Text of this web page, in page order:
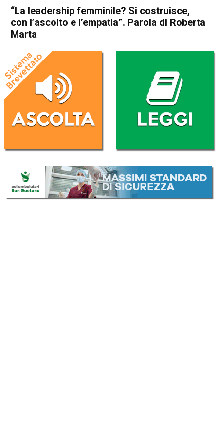
“La leadership femminile? Si costruisce,
con l’ascolto e l’empatia”. Parola di Roberta
Marta
Home Schio San Vito di Leguzzano
In Evidenza Publiredazionale homepage
San Vito di Leguzzano
“La leadership femminile? Si
costruisce, con l’ascolto e
l’empatia”. Parola di Roberta
Marta
Da Redazione
6 Ottobre 2025 (aggiornato il11 Marzo 2026 15:29)